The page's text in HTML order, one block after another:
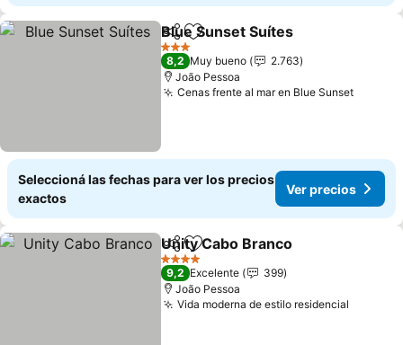
CompartirAñadir a favoritos
Blue Sunset Suítes
3 Estrellas
8,2 Muy bueno
2.763
João Pessoa
Cenas frente al mar en Blue SunsetVer
Seleccioná las fechas para ver los precios
exactos
Ver precios
CompartirAñadir a favoritos
Unity Cabo Branco
4 Estrellas
9,2 Excelente
399
João Pessoa
Vida moderna de estilo residencial